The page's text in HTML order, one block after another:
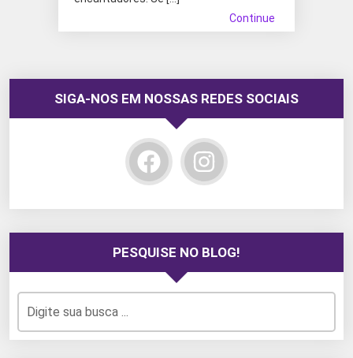
Continue
SIGA-NOS EM NOSSAS REDES SOCIAIS
PESQUISE NO BLOG!